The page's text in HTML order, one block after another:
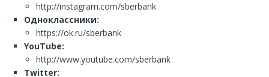
http://instagram.com/sberbank
Одноклассники:
https://ok.ru/sberbank
YouTube:
http://www.youtube.com/sberbank
Twitter: